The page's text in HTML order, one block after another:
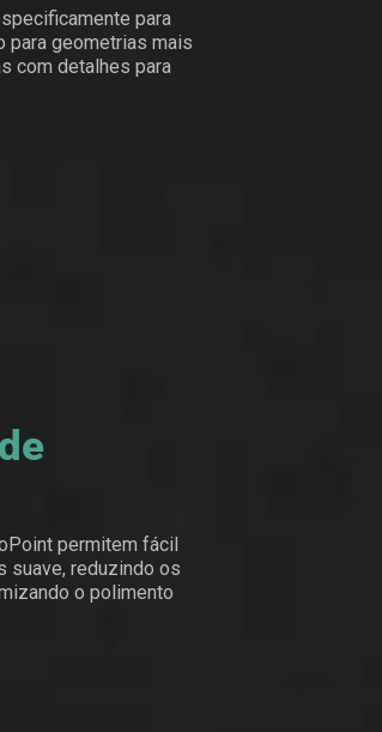
para
para geometrias mais
com detalhes para
permitem fácil
suave, reduzindo os
o polimento